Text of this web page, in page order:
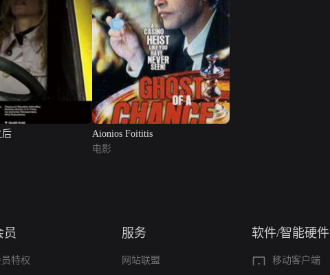
后
Aionios Foititis
电影
员
员特权
服务
网站联盟
软件/智能硬件
移动客户端